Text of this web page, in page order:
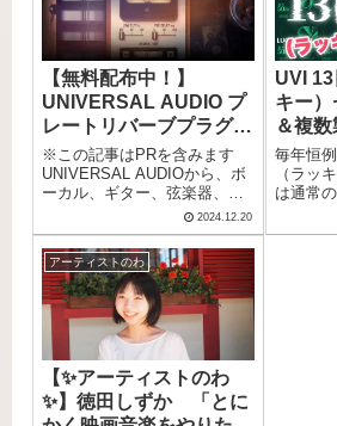
【無料配布中！】
UNIVERSAL AUDIO プ
レートリバーブプラグイ
ン「Pure Plate
Reverb」¥22,350が期間
限定無料配布中！！
※この記事はPRを含みます
UNIVERSAL AUDIOから、ボ
ーカル、ギター、弦楽器、シ
ンセサイザーに豊かで満足の
いく空間を与え、あらゆるソ
ースを優しく引き立てるプレ
ートリバーブプラグイン
「Pure Plate Reverb」が
¥22,3...
2024.12.20
UVI
キー）
＆複
で、最
毎年恒
（ラッ
は通常
く、複
いれて
アーティストのわ
【✨アーティストのわ
✨】徳田しずか 「とに